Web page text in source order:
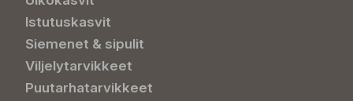
Istutuskasvit
Siemenet & sipulit
Viljelytarvikkeet
Puutarhatarvikkeet